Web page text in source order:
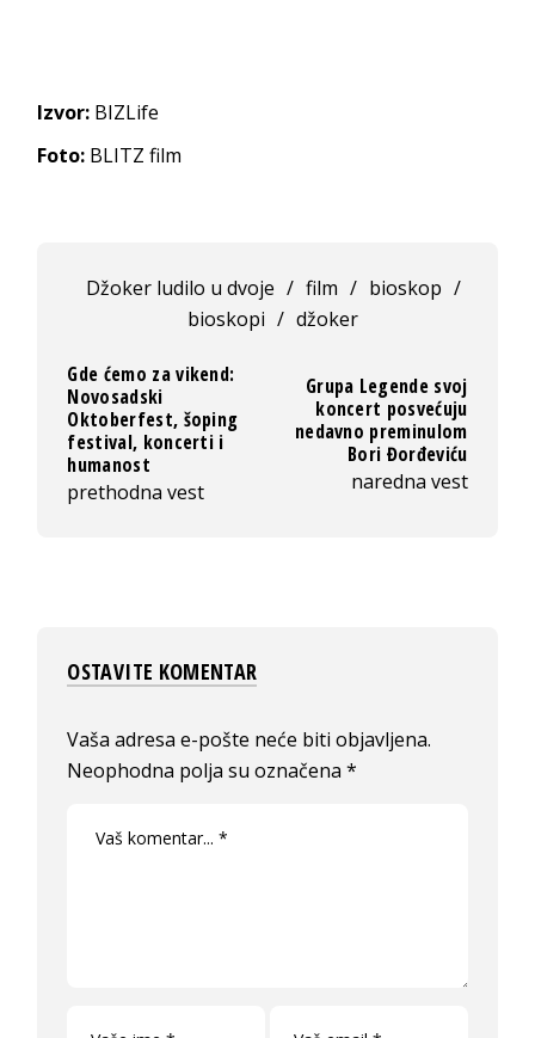
Izvor: BIZLife
Foto: BLITZ film
Džoker ludilo u dvoje / film / bioskop /
bioskopi / džoker
Gde ćemo za vikend:
Novosadski
Oktoberfest, šoping
festival, koncerti i
humanost
prethodna vest
Grupa Legende svoj
koncert posvećuju
nedavno preminulom
Bori Đorđeviću
naredna vest
OSTAVITE KOMENTAR
Vaša adresa e-pošte neće biti objavljena.
Neophodna polja su označena*